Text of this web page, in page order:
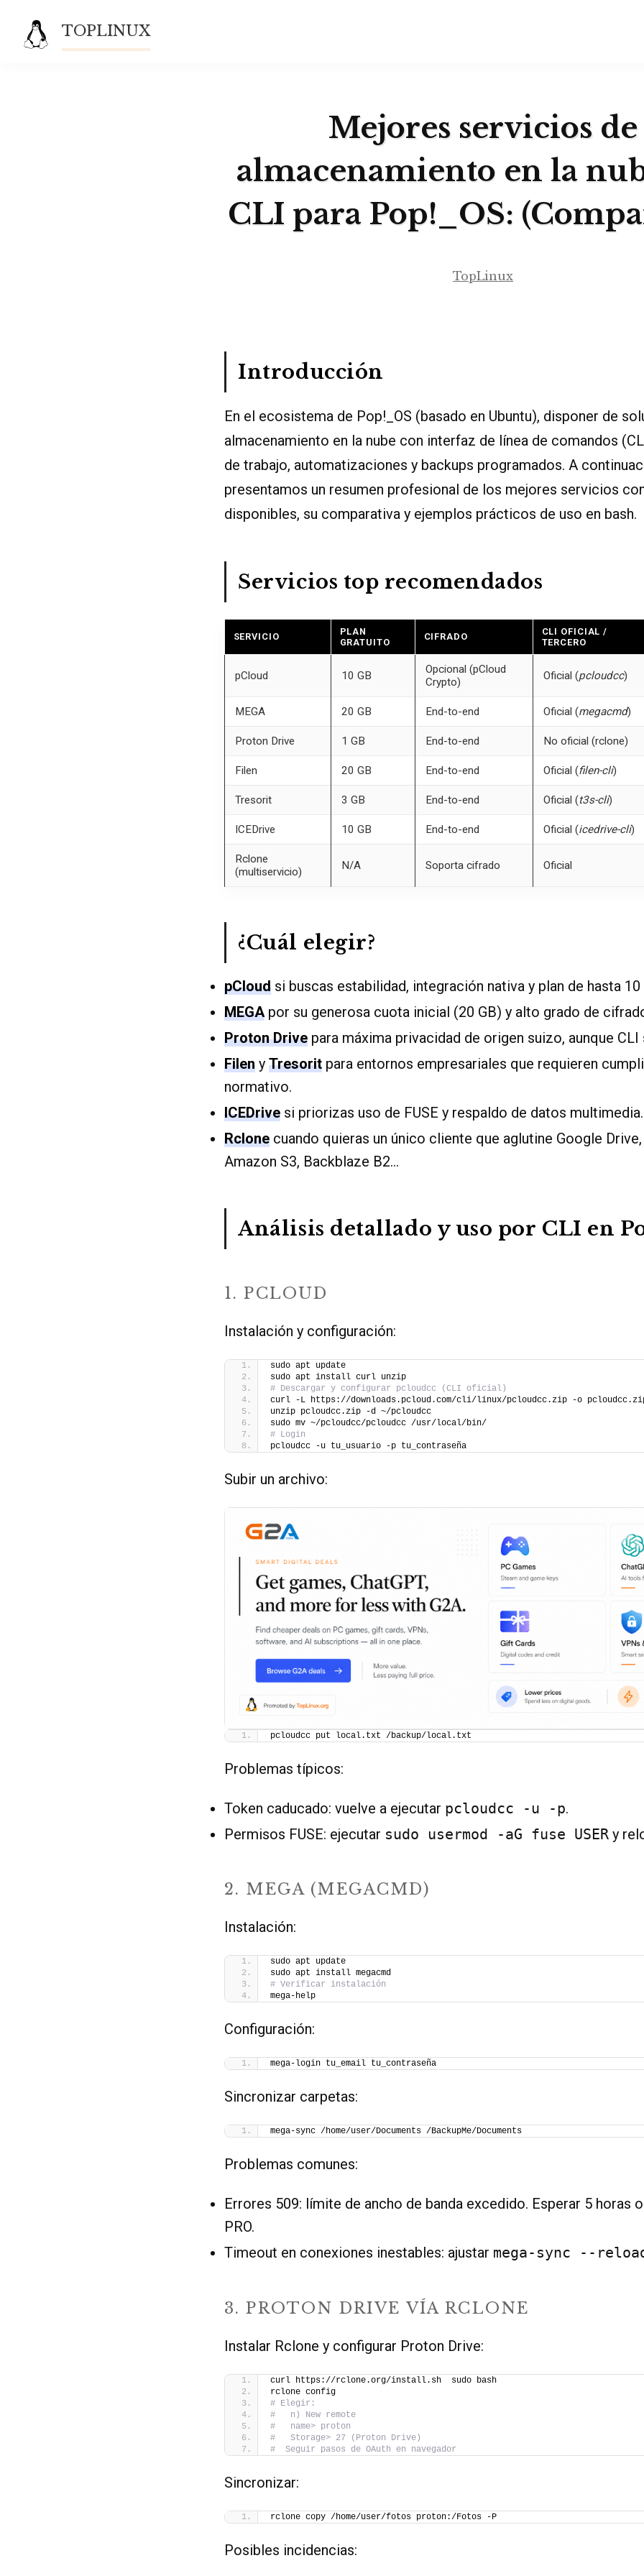
contenido
TOPLINUX
Mejores servicios de
almacenamiento en la
CLI para Pop!_OS:
TopLinux
Introducción
En el ecosistema de Pop!_OS (basado en Ubuntu), disponer de
almacenamiento en la nube con interfaz de línea de comandos
de trabajo, automatizaciones y backups programados. A
presentamos un resumen profesional de los mejores servicios
disponibles, su comparativa y ejemplos prácticos de uso en bash.
Servicios top recomendados
SERVICIO
PLAN
GRATUITO
CIFRADO
CLI OFICIAL /
TERCERO
pCloud 10 GB
Opcional (pCloud
Crypto)
Oficial (pcloudcc)
MEGA 20 GB End-to-end Oficial (megacmd)
Proton Drive 1 GB End-to-end No oficial (rclone)
Filen 20 GB End-to-end Oficial (filen-cli)
Tresorit 3 GB End-to-end Oficial (t3s-cli)
ICEDrive 10 GB End-to-end Oficial (icedrive-cli)
Rclone
(multiservicio)
N/A Soporta cifrado Oficial
¿Cuál elegir?
pCloud si buscas estabilidad, integración nativa y plan de hasta
MEGApor su generosa cuota inicial (20 GB) y alto grado de
Proton Drive para máxima privacidad de origen suizo, aunque
Filen y Tresorit para entornos empresariales que requieren
normativo.
ICEDrive si priorizas uso de FUSE y respaldo de datos multimedia.
Rclone cuando quieras un único cliente que aglutine Google
Amazon S3, Backblaze B2…
Análisis detallado y uso por CLI en
1. PCLOUD
Instalación y configuración:
sudo apt update
sudo apt install curl unzip
# Descargar y configurar pcloudcc (CLI oficial)
curl -L https://downloads.pcloud.com/cli/linux/pcloudcc.zip -o
unzip pcloudcc.zip -d ~/pcloudcc
sudo mv ~/pcloudcc/pcloudcc /usr/local/bin/
# Login
pcloudcc -u tu_usuario -p tu_contraseña
Subir un archivo:
pcloudcc put local.txt /backup/local.txt
Problemas típicos:
Token caducado: vuelve a ejecutar pcloudcc -u -p.
Permisos FUSE: ejecutar sudo usermod -aG fuse USER y
2. MEGA (MEGACMD)
Instalación:
sudo apt update
sudo apt install megacmd
# Verificar instalación
mega-help
Configuración:
mega-login tu_email tu_contraseña
Sincronizar carpetas:
mega-sync /home/user/Documents /BackupMe/Documents
Problemas comunes:
Errores 509: límite de ancho de banda excedido. Esperar 5 horas
PRO.
Timeout en conexiones inestables: ajustar mega-sync --
3. PROTON DRIVE VÍA RCLONE
Instalar Rclone y configurar Proton Drive:
curl https://rclone.org/install.sh  sudo bash
rclone config
# Elegir:
#   n) New remote
#   name> proton
#   Storage> 27 (Proton Drive)
#  Seguir pasos de OAuth en navegador
Sincronizar:
rclone copy /home/user/fotos proton:/Fotos -P
Posibles incidencias: